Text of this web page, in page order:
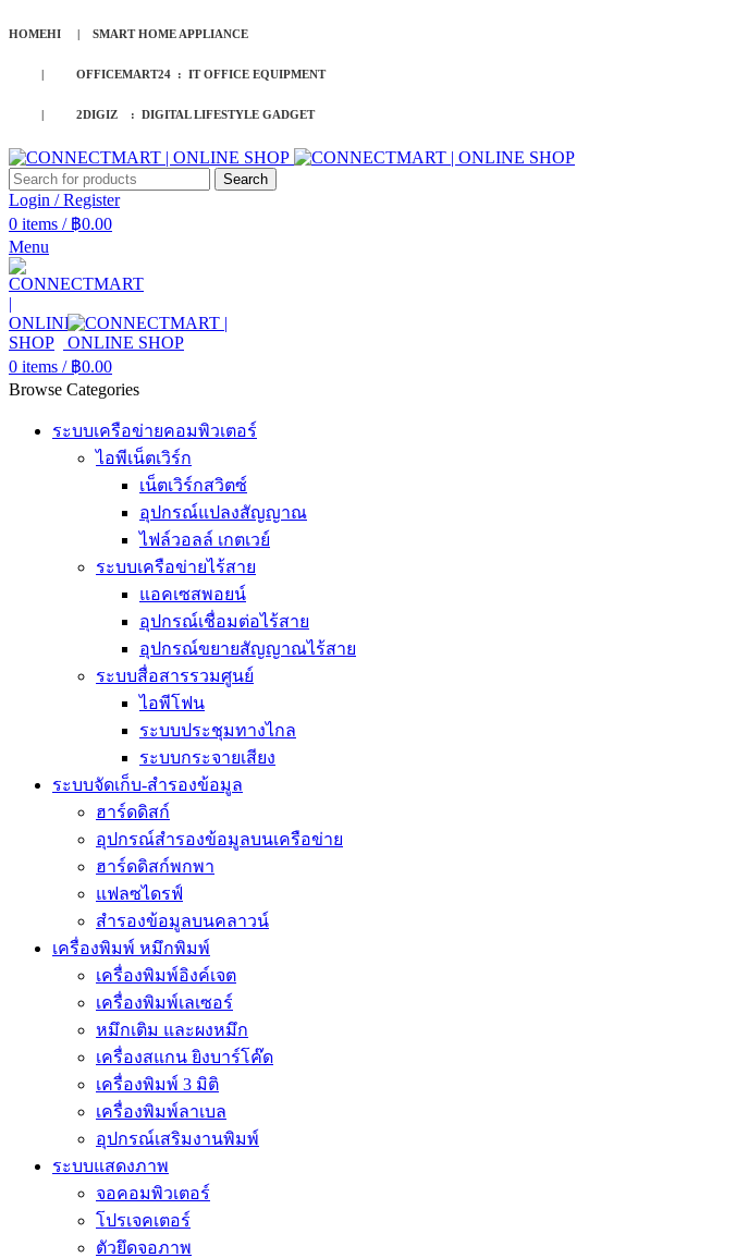
HOMEHI | SMART HOME APPLIANCE
| OFFICEMART24 : IT OFFICE EQUIPMENT
| 2DIGIZ : DIGITAL LIFESTYLE GADGET
Search
Login / Register
0 items / ฿0.00
Menu
0 items / ฿0.00
Browse Categories
ระบบเครือข่ายคอมพิวเตอร์
ไอพีเน็ตเวิร์ก
เน็ตเวิร์กสวิตซ์
อุปกรณ์แปลงสัญญาณ
ไฟล์วอลล์ เกตเวย์
ระบบเครือข่ายไร้สาย
แอคเซสพอยน์
อุปกรณ์เชื่อมต่อไร้สาย
อุปกรณ์ขยายสัญญาณไร้สาย
ระบบสื่อสารรวมศูนย์
ไอพีโฟน
ระบบประชุมทางไกล
ระบบกระจายเสียง
ระบบจัดเก็บ-สำรองข้อมูล
ฮาร์ดดิสก์
อุปกรณ์สำรองข้อมูลบนเครือข่าย
ฮาร์ดดิสก์พกพา
แฟลซไดรฟ์
สำรองข้อมูลบนคลาวน์
เครื่องพิมพ์ หมึกพิมพ์
เครื่องพิมพ์อิงค์เจต
เครื่องพิมพ์เลเซอร์
หมึกเติม และผงหมึก
เครื่องสแกน ยิงบาร์โค๊ด
เครื่องพิมพ์ 3 มิติ
เครื่องพิมพ์ลาเบล
อุปกรณ์เสริมงานพิมพ์
ระบบแสดงภาพ
จอคอมพิวเตอร์
โปรเจคเตอร์
ตัวยึดจอภาพ